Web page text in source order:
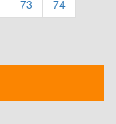
73
74